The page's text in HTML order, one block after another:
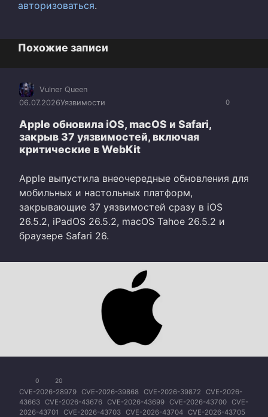
авторизоваться.
Похожие записи
0
Vulner Queen
06.07.2026Уязвимости
Apple обновила iOS, macOS и Safari,
закрыв 37 уязвимостей, включая
критические в WebKit
Apple выпустила внеочередные обновления для
мобильных и настольных платформ,
закрывающие 37 уязвимостей сразу в iOS
26.5.2, iPadOS 26.5.2, macOS Tahoe 26.5.2 и
браузере Safari 26.
0 20
CVE-2026-28979 CVE-2026-39868 CVE-2026-39872
CVE-2026-
43663 CVE-2026-43676 CVE-2026-43699 CVE-2026-43700 CVE-
2026-43701
CVE-2026-43703 CVE-2026-43704 CVE-2026-43705